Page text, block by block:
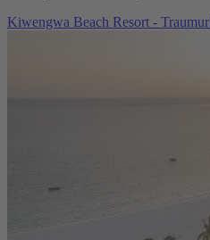
Kiwengwa Beach Resort -